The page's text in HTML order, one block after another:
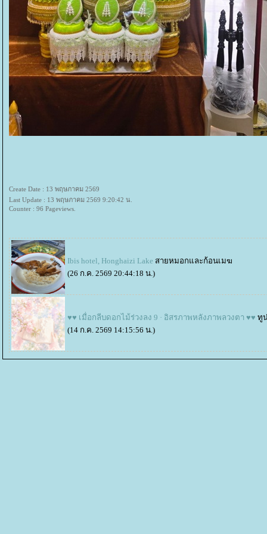
Create Date : 13 พฤษภาคม 2569
Last Update : 13 พฤษภาคม 2569 9:20:42 น.
Counter : 96 Pageviews.
Ibis hotel, Honghaizi Lake สายหมอกและก้อนเมฆ
(26 ก.ค. 2569 20:44:18 น.)
♥♥ เมื่อกลีบดอกไม้ร่วงลง 9 · อิสรภาพหลังภาพลวงตา ♥♥ ทู
(14 ก.ค. 2569 14:15:56 น.)